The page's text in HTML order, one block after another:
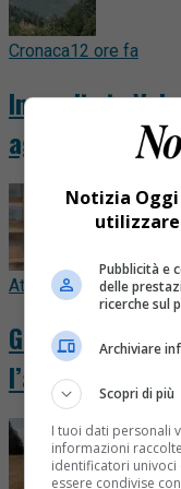
Cronaca12 ore fa
Incendio in
aggredisce
Attualità14 ore fa
Gattina
l’appello contro
Notizia
Pubblicità e
delle
ricerche sul
Archiviare
Scopri di più
I tuoi dati personali
informazioni
identificatori
essere condivise